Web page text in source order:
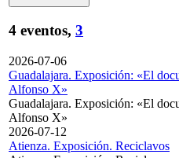
4 eventos, 3
2026-07-06
Guadalajara. Exposición: «El
Alfonso X»
Guadalajara. Exposición: «El
Alfonso X»
2026-07-12
Atienza. Exposición. Reciclavos